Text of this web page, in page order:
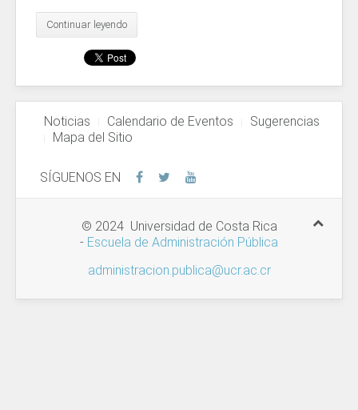
Continuar leyendo
Noticias Calendario de Eventos
Sugerencias
Mapa del Sitio
SÍGUENOS EN
© 2024 Universidad de Costa Rica
- Escuela de Administración Pública
administracion.publica@ucr.ac.cr